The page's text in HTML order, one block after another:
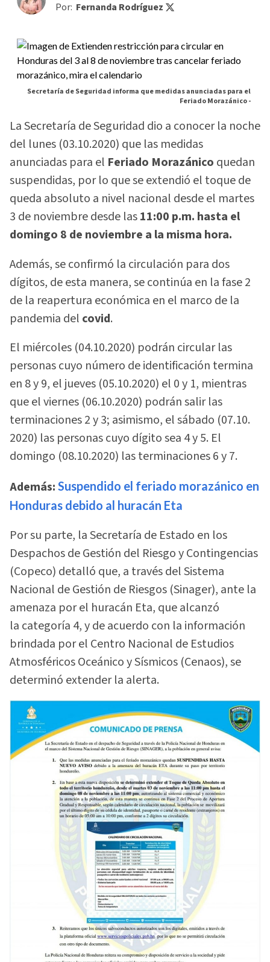
Por: Fernanda Rodríguez
Secretaría de Seguridad informa que medidas anunciadas para el
Feriado Morazánico -
La Secretaría de Seguridad dio a conocer la noche
del lunes (03.10.2020) que las medidas
anunciadas para el Feriado Morazánico quedan
suspendidas, por lo que se extendió el toque de
queda absoluto a nivel nacional desde el martes
3 de noviembre desde las11:00 p.m. hasta el
domingo 8 de noviembre a la misma hora.
Además, se confirmó la circulación para dos
dígitos, de esta manera, se continúa en la fase 2
de la reapertura económica en el marco de la
pandemia del covid.
El miércoles (04.10.2020) podrán circular las
personas cuyo número de identificación termina
en 8 y 9, el jueves (05.10.2020) el 0 y 1, mientras
que el viernes (06.10.2020) podrán salir las
terminaciones 2 y 3; asimismo, el sábado (07.10.
2020) las personas cuyo dígito sea 4 y 5. El
domingo (08.10.2020) las terminaciones 6 y 7.
Además: Suspendido el feriado morazánico en
Honduras debido al huracán Eta
Por su parte, la Secretaría de Estado en los
Despachos de Gestión del Riesgo y Contingencias
(Copeco) detalló que, a través del Sistema
Nacional de Gestión de Riesgos (Sinager), ante la
amenaza por el huracán Eta, que alcanzó
la categoría 4, y de acuerdo con la información
brindada por el Centro Nacional de Estudios
Atmosféricos Oceánico y Sísmicos (Cenaos), se
determinó extender la alerta.